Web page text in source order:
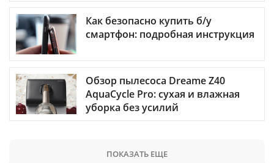
Как безопасно купить б/у
смартфон: подробная инструкция
Обзор пылесоса Dreame Z40
AquaCycle Pro: сухая и влажная
уборка без усилий
ПОКАЗАТЬ ЕЩЕ